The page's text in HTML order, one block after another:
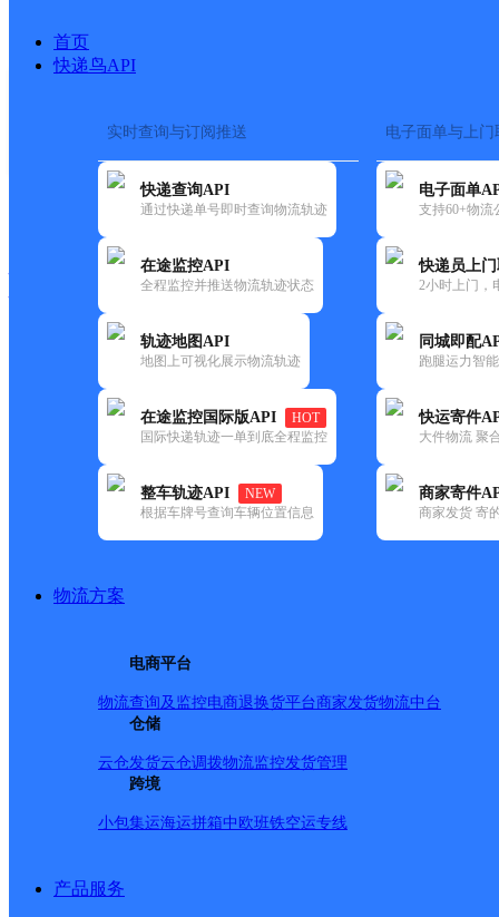
首页
快递鸟API
实时查询与订阅推送
快递查询API
通过快递单号即时查询物流轨迹
在途监控API
全程监控并推送物流轨迹状态
轨迹地图API
地图上可视化展示物流轨迹
在途监控国际版API
HOT
国际快递轨迹一单到底全程监控
整车轨迹API
NEW
根据车牌号查询车辆位置信息
电子面单与上门
电子面单
支持60+物流
快递员上
2小时上门，
同城即配
跑腿运力智
快运寄件
大件物流 聚
商家寄件
商家发货 寄
物流方案
电商平台
物流查询及监控电商退换货平台商家发货物流中台
仓储
云仓发货云仓调拨物流监控发货管理
跨境
小包集运海运拼箱中欧班铁空运专线
产品服务
快运大全 快递时效
韵达
福建KH服务部
更新时间：2022-07-14 00:00:00
所属快递：韵达速递
所属区域：福建省-泉州市-晋江市
网点地址：福建省晋江市磁灶镇印刷基地大功山路50号
网点负责人：